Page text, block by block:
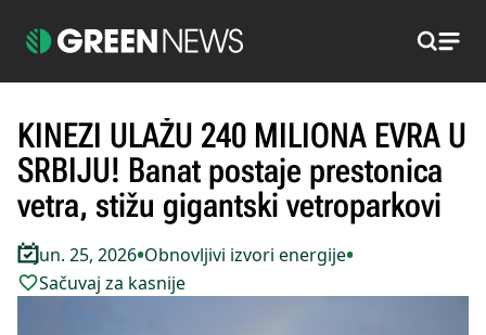
Pretraži
KINEZI ULAŽU 240 MILIONA EVRA U
SRBIJU! Banat postaje prestonica
vetra, stižu gigantski vetroparkovi
Jun. 25, 2026•Obnovljivi izvori energije•
Sačuvaj za kasnije